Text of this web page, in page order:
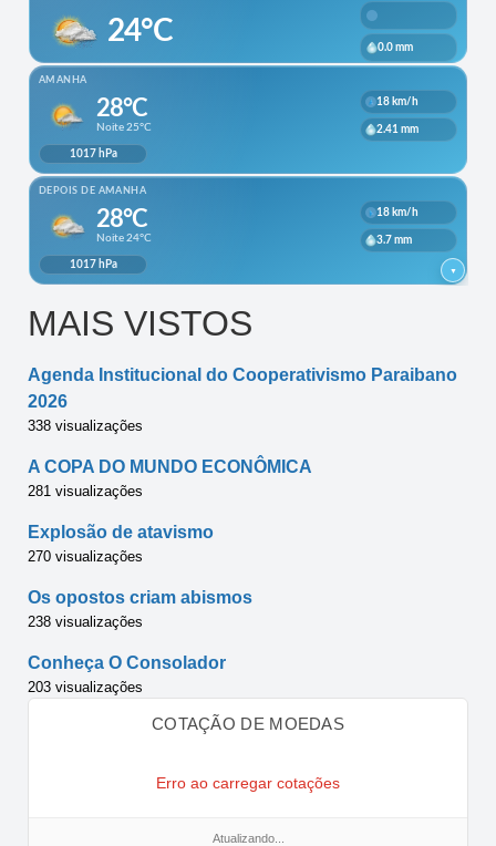
MAIS VISTOS
Agenda Institucional do Cooperativismo Paraibano
2026
338 visualizações
A COPA DO MUNDO ECONÔMICA
281 visualizações
Explosão de atavismo
270 visualizações
Os opostos criam abismos
238 visualizações
Conheça O Consolador
203 visualizações
COTAÇÃO DE MOEDAS
Erro ao carregar cotações
Atualizando...